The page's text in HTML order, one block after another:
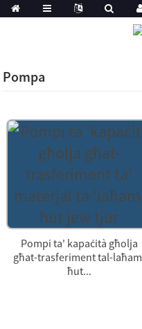
Pompa
Pompi ta' kapaċità għolja
għat-trasferiment tal-
ħut...